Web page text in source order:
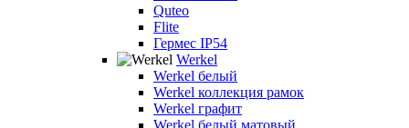
Quteo
Flite
Гермес IP54
Werkel
Werkel белый
Werkel коллекция рамок
Werkel графит
Werkel белый матовый